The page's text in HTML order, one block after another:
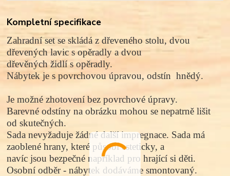
Kompletní specifikace
Zahradní set se skládá z dřeveného stolu, dvou
dřevených lavic s opěradly a dvou
dřevěných židlí s opěradly.
Nábytek je s povrchovou úpravou, odstínhnědý.
Je možné zhotovení bez povrchové úpravy.
Barevné odstíny na obrázku mohou se nepatrně lišit
od skutečných.
Sada nevyžaduje žádné další impregnace. Sada má
zaoblené hrany, které působí esteticky, a
navíc jsou bezpečné například pro hrající si děti.
Osobní odběr - nábytek dodáváme smontovaný.